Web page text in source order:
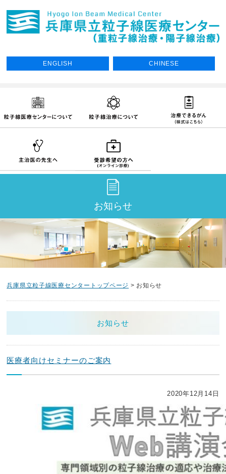
CHINESE
ENGLISH
お知らせ
兵庫県立粒子線医療センタートップページ > お知らせ
お知らせ
医療者向けセミナーのご案内
2020年12月14日